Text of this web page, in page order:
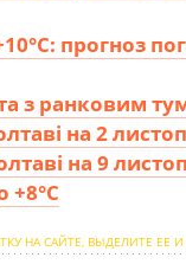
прогноз
з ранковим
на 2
на 9
+8°С
НА САЙТЕ, ВЫДЕЛИТЕ ЕЕ И